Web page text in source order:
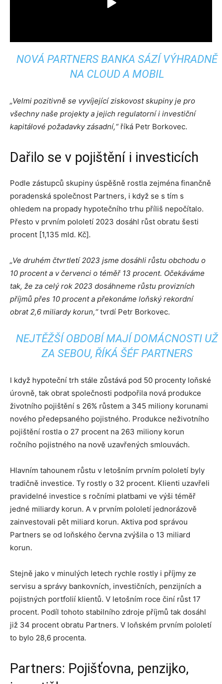
NOVÁ PARTNERS BANKA SÁZÍ VÝHRADNĚ
NA CLOUD A MOBIL
„Velmi pozitivně se vyvíjející ziskovost skupiny je pro
všechny naše projekty a jejich regulatorní i investiční
kapitálové požadavky zásadní,“říká Petr Borkovec.
Dařilo se v pojištění i investicích
Podle zástupců skupiny úspěšně rostla zejména finančně
poradenská společnost Partners, i když se s tím s
ohledem na propady hypotečního trhu příliš nepočítalo.
Přesto v prvním pololetí 2023 dosáhl růst obratu šesti
procent [1,135 mld. Kč].
„Ve druhém čtvrtletí 2023 jsme dosáhli růstu obchodu o
10 procent a v červenci o téměř 13 procent. Očekáváme
tak, že za celý rok 2023 dosáhneme růstu provizních
příjmů přes 10 procent a překonáme loňský rekordní
obrat 2,6 miliardy korun,“tvrdí Petr Borkovec.
NEJTĚŽŠÍ OBDOBÍ MAJÍ DOMÁCNOSTI UŽ
ZA SEBOU, ŘÍKÁ ŠÉF PARTNERS
I když hypoteční trh stále zůstává pod 50 procenty loňské
úrovně, tak obrat společnosti podpořila nová produkce
životního pojištění s 26% růstem a 345 miliony korunami
nového předepsaného pojistného. Produkce neživotního
pojištění rostla o 27 procent na 263 miliony korun
ročního pojistného na nově uzavřených smlouvách.
Hlavním tahounem růstu v letošním prvním pololetí byly
tradičně investice. Ty rostly o 32 procent. Klienti uzavřeli
pravidelné investice s ročními platbami ve výši téměř
jedné miliardy korun. A v prvním pololetí jednorázově
zainvestovali pět miliard korun. Aktiva pod správou
Partners se od loňského června zvýšila o 13 miliard
korun.
Stejně jako v minulých letech rychle rostly i příjmy ze
servisu a správy bankovních, investičních, penzijních a
pojistných portfolií klientů. V letošním roce činí růst 17
procent. Podíl tohoto stabilního zdroje příjmů tak dosáhl
již 34 procent obratu Partners. V loňském prvním pololetí
to bylo 28,6 procenta.
Partners: Pojišťovna, penzijko,